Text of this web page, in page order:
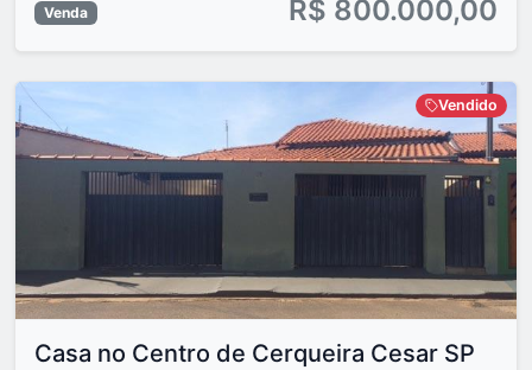
Venda R$ 800.000,00
Vendido
Casa no Centro de Cerqueira Cesar SP